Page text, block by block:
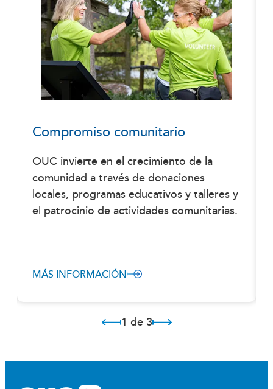
Compromiso comunitario
OUC invierte en el crecimiento de la
comunidad a través de donaciones
locales, programas educativos y talleres y
el patrocinio de actividades comunitarias.
MÁS INFORMACIÓN
1 de 3